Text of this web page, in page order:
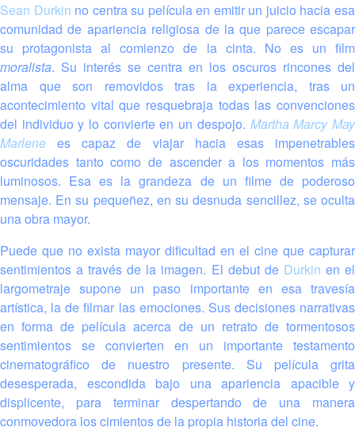
Sean Durkin no centra su película en emitir un juicio hacia esa
comunidad de apariencia religiosa de la que parece escapar
su protagonista al comienzo de la cinta. No es un film
moralista. Su interés se centra en los oscuros rincones del
alma que son removidos tras la experiencia, tras un
acontecimiento vital que resquebraja todas las convenciones
del individuo y lo convierte en un despojo. Martha Marcy May
Marlene es capaz de viajar hacia esas impenetrables
oscuridades tanto como de ascender a los momentos más
luminosos. Esa es la grandeza de un filme de poderoso
mensaje. En su pequeñez, en su desnuda sencillez, se oculta
una obra mayor.
Puede que no exista mayor dificultad en el cine que capturar
sentimientos a través de la imagen. El debut de Durkin en el
largometraje supone un paso importante en esa travesía
artística, la de filmar las emociones. Sus decisiones narrativas
en forma de película acerca de un retrato de tormentosos
sentimientos se convierten en un importante testamento
cinematográfico de nuestro presente. Su película grita
desesperada, escondida bajo una apariencia apacible y
displicente, para terminar despertando de una manera
conmovedora los cimientos de la propia historia del cine.